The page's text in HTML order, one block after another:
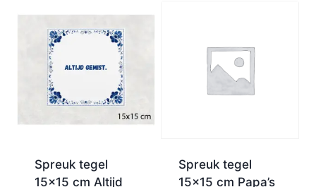
Spreuk tegel
15×15 cm Altijd
Spreuk tegel
15×15 cm Papa’s